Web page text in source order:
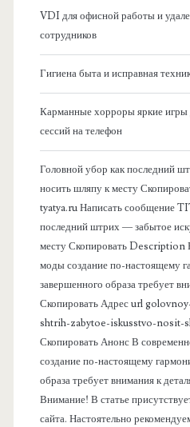
VDI для офисной работы и
сотрудников
Гигиена быта и исправная
Карманные хорроры яркие игры
сессий на телефон
Головной убор как последний
носить шляпу к месту
tyatya.ru Написать сообщение
последний штрих — забытое
месту Скопировать Description
моды создание по-настоящему
завершенного образа требует
Скопировать Адрес url
shtrih-zabytoe-iskusstvo-nosit-
Скопировать Анонс В
создание по-настоящему
образа требует внимания к
Внимание! В статье
сайта. Настоятельно